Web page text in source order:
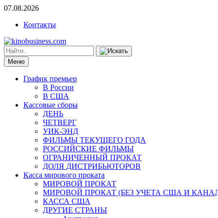
07.08.2026
Контакты
Меню
График премьер
В России
В США
Кассовые сборы
ДЕНЬ
ЧЕТВЕРГ
УИК-ЭНД
ФИЛЬМЫ ТЕКУЩЕГО ГОДА
РОССИЙСКИЕ ФИЛЬМЫ
ОГРАНИЧЕННЫЙ ПРОКАТ
ДОЛЯ ДИСТРИБЬЮТОРОВ
Касса мирового проката
МИРОВОЙ ПРОКАТ
МИРОВОЙ ПРОКАТ (БЕЗ УЧЕТА США И
КАССА США
ДРУГИЕ СТРАНЫ